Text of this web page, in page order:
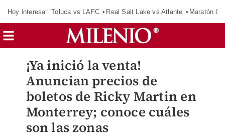
Hoy interesa: Toluca vs LAFC Real Salt Lake vs Atlante Maratón
¡Ya inició la venta!
Anuncian precios de
boletos de Ricky Martin en
Monterrey; conoce cuáles
son las zonas